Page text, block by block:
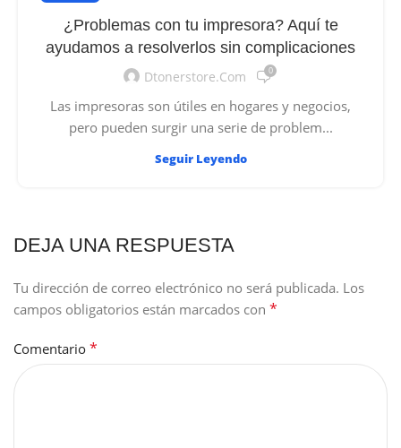
¿Problemas con tu impresora? Aquí te
ayudamos a resolverlos sin complicaciones
Dtonerstore.com 0
Las impresoras son útiles en hogares y negocios,
pero pueden surgir una serie de problem...
Seguir Leyendo
DEJA UNA RESPUESTA
Tu dirección de correo electrónico no será publicada. Los
campos obligatorios están marcados con *
Comentario *